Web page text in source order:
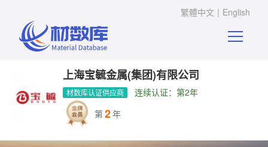
繁體中文 | English
上海宝毓金属(集团)有限公司
材数库认证供应商
连续认证：第2年
第2年